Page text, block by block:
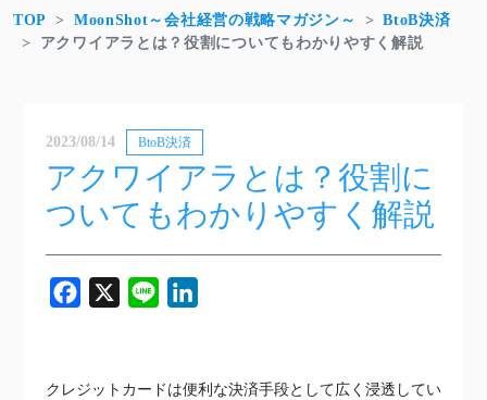
TOP MoonShot～会社経営の戦略マガジン～
BtoB決済
アクワイアラとは？役割についてもわかりやすく解説
2023/08/14 BtoB決済
アクワイアラとは？役割に
ついてもわかりやすく解説
Facebook
X Line
クレジットカードは便利な決済手段として広く浸透してい